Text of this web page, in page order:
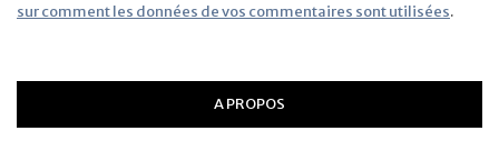
sur comment les données de vos commentaires sont utilisées.
A PROPOS